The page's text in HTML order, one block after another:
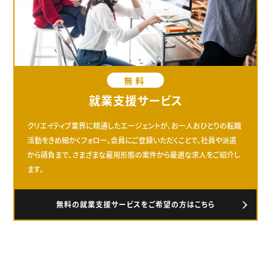
無料
就業支援サービス
クリエイティブ業界に精通したエージェントが、お一人おひとりの転職
活動をきめ細かくフォロー。会員にご登録いただくことで、社員や派遣
から請負まで、さまざまな雇用形態の案件から最適な求人をご紹介し
ます。
無料の就業支援サービスをご希望の方はこちら